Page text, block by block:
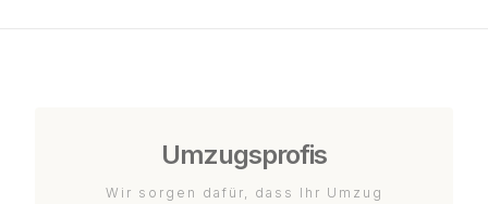
Umzugsprofis
Wir sorgen dafür, dass Ihr Umzug